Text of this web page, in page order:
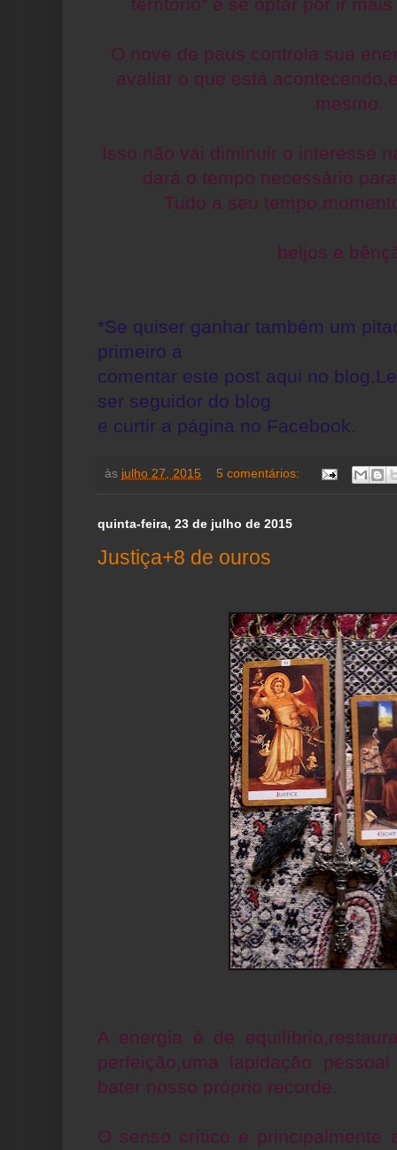
O nove de paus controla sua
avaliar o que está
mesmo.
Isso não vai diminuir o interesse
dará o tempo necessário
Tudo a seu
beijos e
*Se quiser ganhar também um
primeiro a
comentar este post aqui no
ser seguidor do blog
e curtir a página no Facebook.
às julho 27, 2015 5 comentários:
quinta-feira, 23 de julho de 2015
Justiça+8 de ouros
A energia é de
perfeição,uma lapidação
bater nosso próprio recorde.
O senso crítico e principalmente